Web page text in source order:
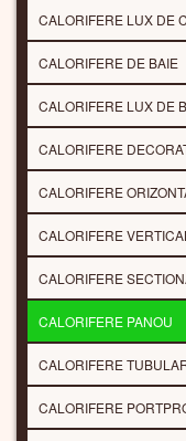
CALORIFERE LUX DE
CALORIFERE DE BAIE
CALORIFERE LUX DE
CALORIFERE
CALORIFERE
CALORIFERE
CALORIFERE
CALORIFERE PANOU
CALORIFERE
CALORIFERE